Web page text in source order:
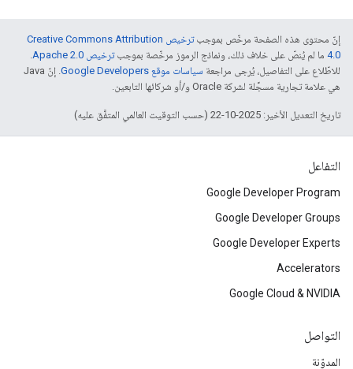
إنّ محتوى هذه الصفحة مرخّص بموجب
ترخيص Creative Commons Attribution
4.0‏ ما لم يُنصّ على خلاف ذلك، ونماذج الرموز مرخّصة بموجبترخيص Apache 2.0‏
.
للاطّلاع على التفاصيل، يُرجى مراجعة سياسات موقع Google Developers‏
. إنّ Java
هي علامة تجارية مسجَّلة لشركة Oracle و/أو شركائها التابعين.
تاريخ التعديل الأخير: 2025-10-22 (حسب التوقيت العالمي المتفَّق عليه)
التفاعل
Google Developer Program
Google Developer Groups
Google Developer Experts
Accelerators
Google Cloud & NVIDIA
التواصل
المدوّنة